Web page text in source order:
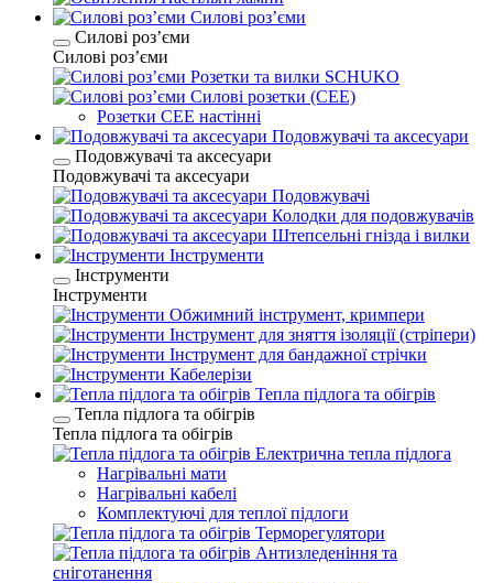
Силові розʼєми
Силові розʼєми
Силові розʼєми
Розетки та вилки SCHUKO
Силові розетки (CEE)
Розетки CEE настінні
Подовжувачі та аксесуари
Подовжувачі та аксесуари
Подовжувачі та аксесуари
Подовжувачі
Колодки для подовжувачів
Штепсельні гнізда і вилки
Інструменти
Інструменти
Інструменти
Обжимний інструмент, кримпери
Інструмент для зняття ізоляції (стріпери)
Інструмент для бандажної стрічки
Кабелерізи
Тепла підлога та обігрів
Тепла підлога та обігрів
Тепла підлога та обігрів
Електрична тепла підлога
Нагрівальні мати
Нагрівальні кабелі
Комплектуючі для теплої підлоги
Терморегулятори
Антизледеніння та
сніготанення